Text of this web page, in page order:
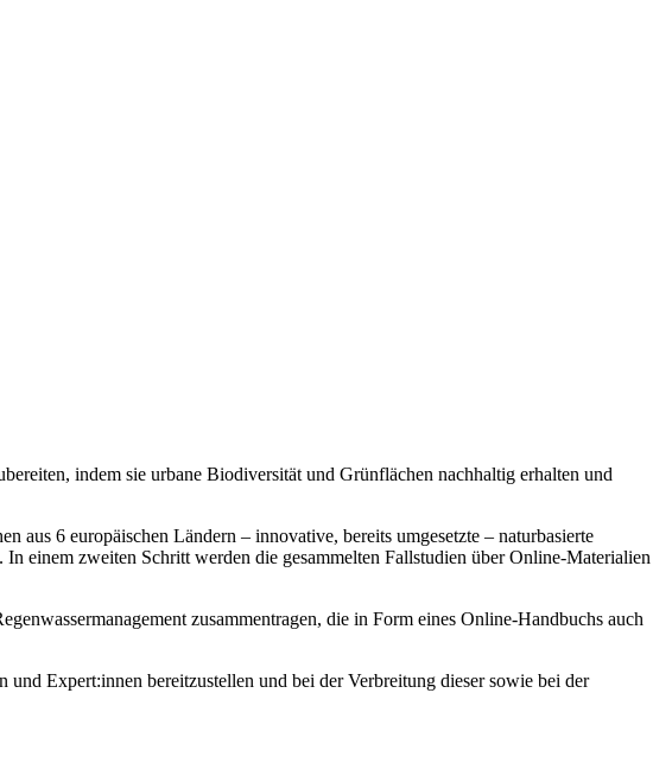
indem sie urbane Biodiversität und Grünflächen nachhaltig erhalten und
6 europäischen Ländern – innovative, bereits umgesetzte – naturbasierte
einem zweiten Schritt werden die gesammelten Fallstudien über Online-Materialien
zusammentragen, die in Form eines Online-Handbuchs auch
Expert:innen bereitzustellen und bei der Verbreitung dieser sowie bei der